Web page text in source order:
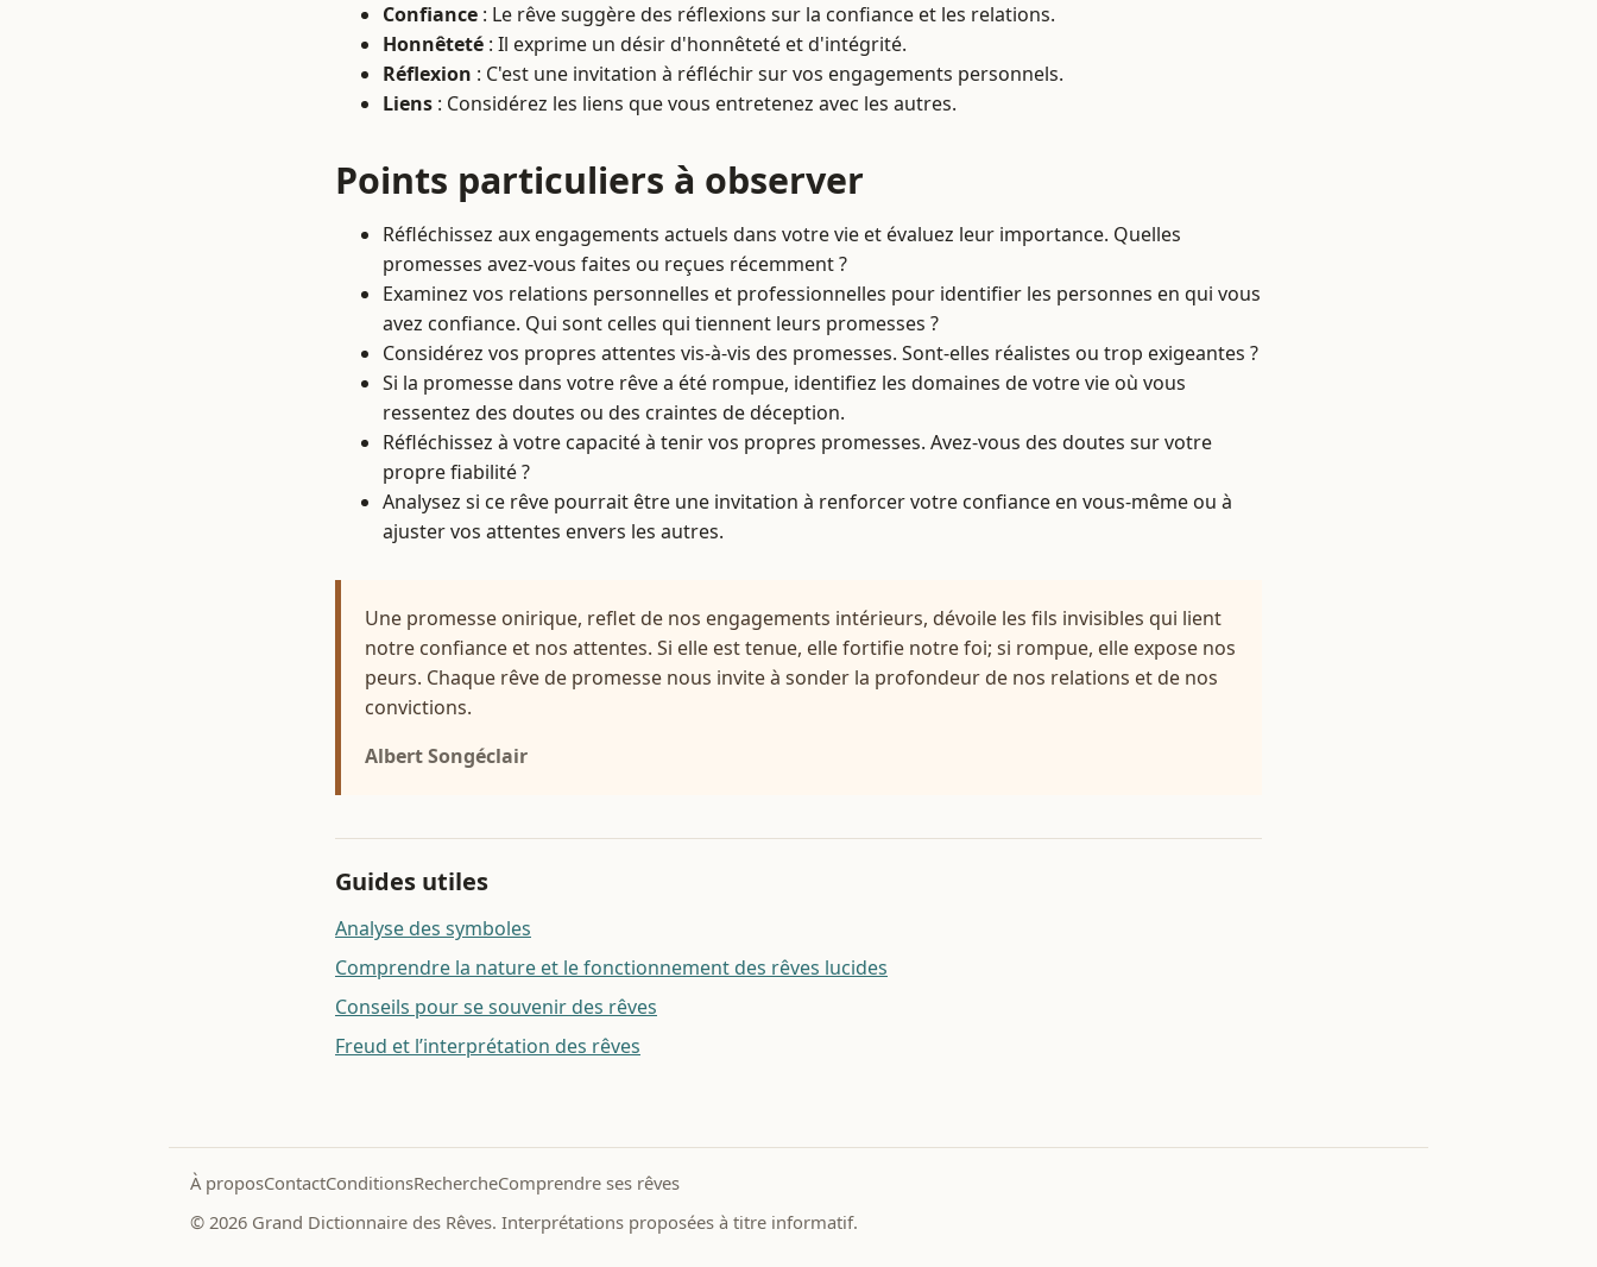
Confiance : Le rêve suggère des réflexions sur la confiance et les relations.
Honnêteté : Il exprime un désir d'honnêteté et d'intégrité.
Réflexion : C'est une invitation à réfléchir sur vos engagements personnels.
Liens : Considérez les liens que vous entretenez avec les autres.
Points particuliers à observer
Réfléchissez aux engagements actuels dans votre vie et évaluez leur importance. Quelles
promesses avez-vous faites ou reçues récemment ?
Examinez vos relations personnelles et professionnelles pour identifier les personnes en qui vous
avez confiance. Qui sont celles qui tiennent leurs promesses ?
Considérez vos propres attentes vis-à-vis des promesses. Sont-elles réalistes ou trop exigeantes ?
Si la promesse dans votre rêve a été rompue, identifiez les domaines de votre vie où vous
ressentez des doutes ou des craintes de déception.
Réfléchissez à votre capacité à tenir vos propres promesses. Avez-vous des doutes sur votre
propre fiabilité ?
Analysez si ce rêve pourrait être une invitation à renforcer votre confiance en vous-même ou à
ajuster vos attentes envers les autres.
Une promesse onirique, reflet de nos engagements intérieurs, dévoile les fils invisibles qui lient
notre confiance et nos attentes. Si elle est tenue, elle fortifie notre foi; si rompue, elle expose nos
peurs. Chaque rêve de promesse nous invite à sonder la profondeur de nos relations et de nos
convictions.
Albert Songéclair
Guides utiles
Analyse des symboles
Comprendre la nature et le fonctionnement des rêves lucides
Conseils pour se souvenir des rêves
Freud et l’interprétation des rêves
À proposContactConditionsRechercheComprendre ses rêves
© 2026 Grand Dictionnaire des Rêves. Interprétations proposées à titre informatif.